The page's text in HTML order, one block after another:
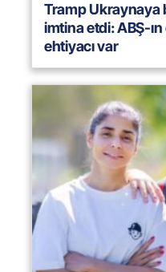
Tramp Ukraynaya
imtina etdi: ABŞ-
ehtiyacı var